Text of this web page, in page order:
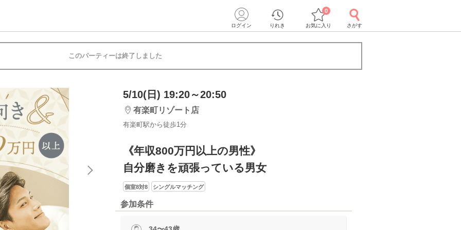
ログイン りれき お気に入り
0
さがす
このパーティーは終了しました
5/10(日) 19:20～20:50
有楽町リゾート店
有楽町駅から徒歩1分
《年収800万円以上の男性》
自分磨きを頑張っている男女
個室8対8 シングルマッチング
参加条件